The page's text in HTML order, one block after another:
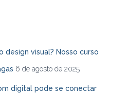
design visual? Nosso curso
6 de agosto de 2025
digital pode se conectar